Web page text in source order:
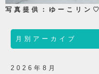
写真提供：ゆーこリン♡
月別アーカイブ
2026年8月